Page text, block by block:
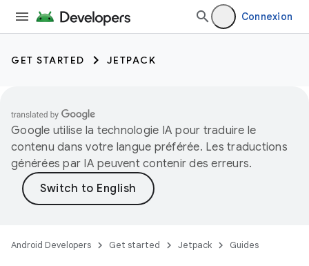
Connexion
GET STARTED JETPACK
Google utilise la technologie IA pour traduire le
contenu dans votre langue préférée. Les traductions
générées par IA peuvent contenir des erreurs.
Android Developers Get started Jetpack Guides